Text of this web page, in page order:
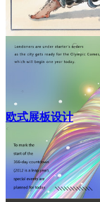
欧式展板设计